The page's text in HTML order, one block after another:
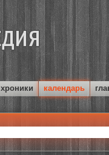
хроники календарь